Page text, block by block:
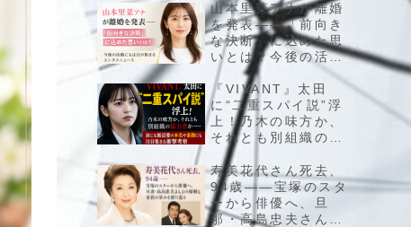
山本里菜アナが離婚
を発表――「前向き
な決断」に込めた思
いとは？今後の活動
にも注目が集まるエ
ンタメニュース
『VIVANT』太田
に“二重スパイ説”浮
上！乃木の味方か、
それとも別組織の協
力者か――演じる飯
沼愛の本名や素顔に
も注目集まる衝撃考
察
寿美花代さん死去、
94歳――宝塚のスタ
ーから俳優へ、旦
那・高島忠夫さんと